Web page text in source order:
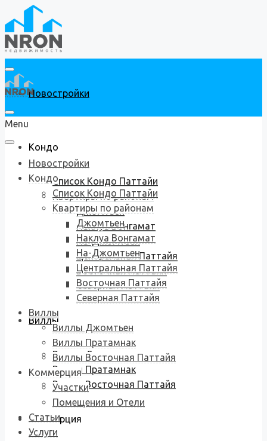
Новостройки
Кондо
Список Кондо Паттайи
Квартиры по районам
Джомтьен
Наклуа Вонгамат
На-Джомтьен
Центральная Паттайя
Восточная Паттайя
Северная Паттайя
Виллы
Виллы Джомтьен
Виллы Пратамнак
Виллы Восточная Паттайя
Коммерция
Menu
Новостройки
Кондо
Список Кондо Паттайи
Квартиры по районам
Джомтьен
Наклуа Вонгамат
На-Джомтьен
Центральная Паттайя
Восточная Паттайя
Северная Паттайя
Виллы
Виллы Джомтьен
Виллы Пратамнак
Виллы Восточная Паттайя
Коммерция
Участки
Помещения и Отели
Статьи
Услуги